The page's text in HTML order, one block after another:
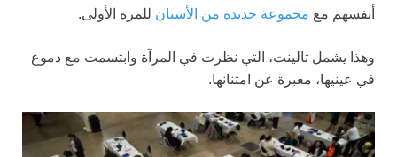
أنفسهم مع مجموعة جديدة من الأسنان للمرة الأولى.
وهذا يشمل تالينت، التي نظرت في المرآة وابتسمت مع دموع
في عينيها، معبرة عن امتنانها.